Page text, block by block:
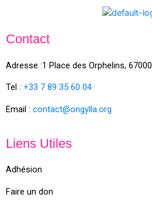
Contact
Adresse :1 Place des Orphelins, 67000
Tel : +33 7 89 35 60 04
Email : contact@ongylla.org
Liens Utiles
Adhésion
Faire un don